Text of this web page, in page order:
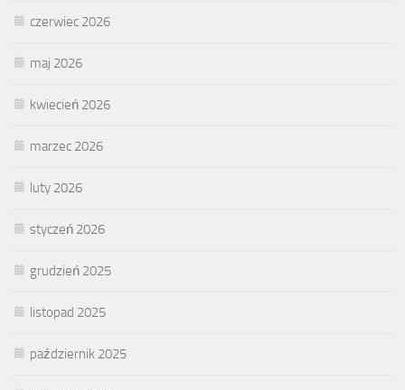
czerwiec 2026
maj 2026
kwiecień 2026
marzec 2026
luty 2026
styczeń 2026
grudzień 2025
listopad 2025
październik 2025